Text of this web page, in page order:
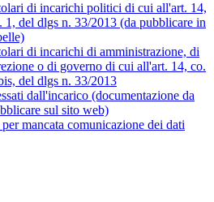
di incarichi politici di cui all'art. 14,
1, del dlgs n. 33/2013 (da pubblicare in
di incarichi di amministrazione, di
o di governo di cui all'art. 14, co.
del dlgs n. 33/2013
dall'incarico (documentazione da
sul sito web)
mancata comunicazione dei dati